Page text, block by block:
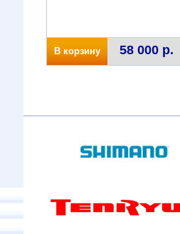
В корзину 58 000 р.